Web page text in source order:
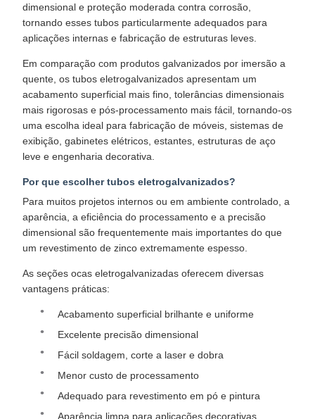
dimensional e proteção moderada contra corrosão,
tornando esses tubos particularmente adequados para
aplicações internas e fabricação de estruturas leves.​
Em comparação com produtos galvanizados por imersão a
quente, os tubos eletrogalvanizados apresentam um
acabamento superficial mais fino, tolerâncias dimensionais
mais rigorosas e pós-processamento mais fácil, tornando-os
uma escolha ideal para fabricação de móveis, sistemas de
exibição, gabinetes elétricos, estantes, estruturas de aço
leve e engenharia decorativa.
Por que escolher tubos eletrogalvanizados?
Para muitos projetos internos ou em ambiente controlado, a
aparência, a eficiência do processamento e a precisão
dimensional são frequentemente mais importantes do que
um revestimento de zinco extremamente espesso.​
As seções ocas eletrogalvanizadas oferecem diversas
vantagens práticas:​
Acabamento superficial brilhante e uniforme
Excelente precisão dimensional
Fácil soldagem, corte a laser e dobra
Menor custo de processamento
Adequado para revestimento em pó e pintura
Aparência limpa para aplicações decorativas